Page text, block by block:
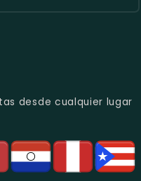
Y
Bogotá.
desde cualquier lugar